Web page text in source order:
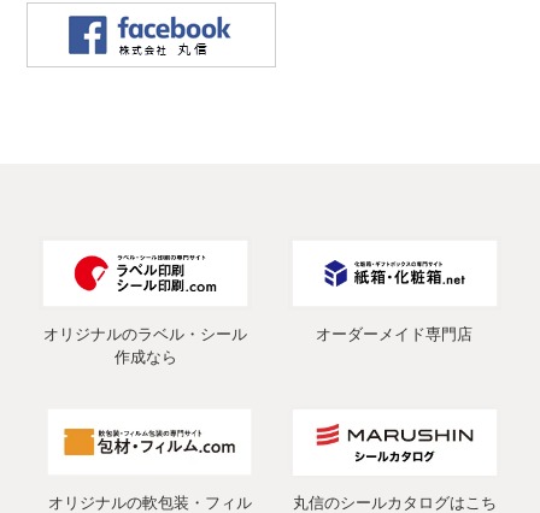
オリジナルのラベル・シール
作成なら
オーダーメイド専門店
オリジナルの軟包装・フィル
丸信のシールカタログはこち